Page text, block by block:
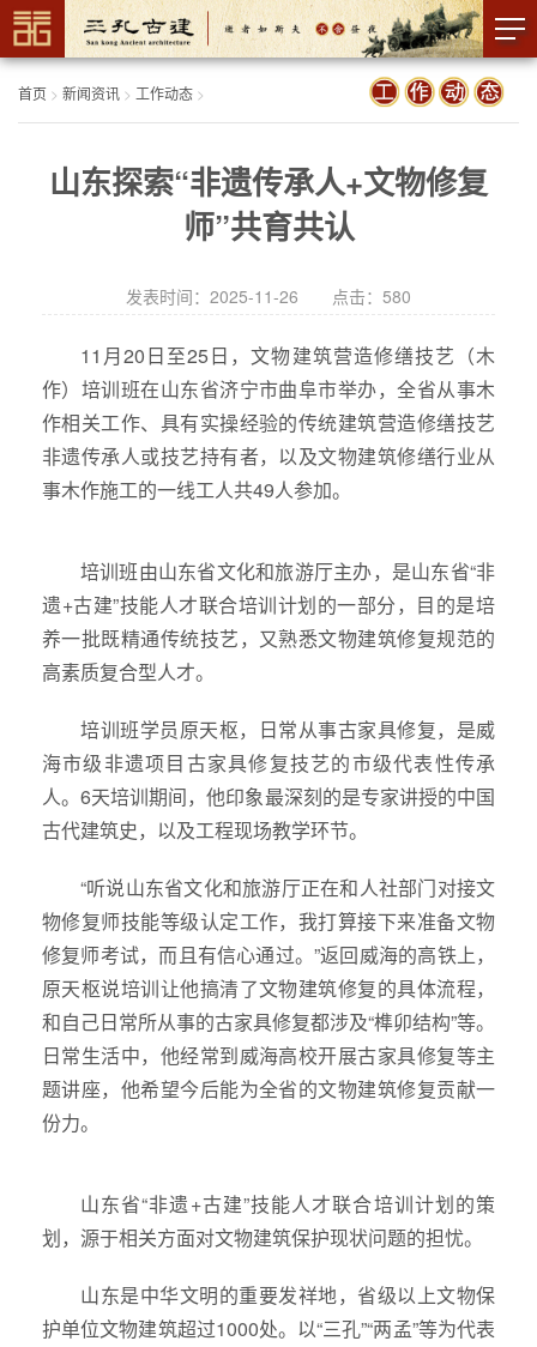
首页 > 新闻资讯 > 工作动态 >
山东探索“非遗传承人+文物修复
师”共育共认
发表时间：2025-11-26 点击： 580
11月20日至25日，文物建筑营造修缮技艺（木
作）培训班在山东省济宁市曲阜市举办，全省从事木
作相关工作、具有实操经验的传统建筑营造修缮技艺
非遗传承人或技艺持有者，以及文物建筑修缮行业从
事木作施工的一线工人共49人参加。
培训班由山东省文化和旅游厅主办，是山东省“非
遗+古建”技能人才联合培训计划的一部分，目的是培
养一批既精通传统技艺，又熟悉文物建筑修复规范的
高素质复合型人才。
培训班学员原天枢，日常从事古家具修复，是威
海市级非遗项目古家具修复技艺的市级代表性传承
人。6天培训期间，他印象最深刻的是专家讲授的中国
古代建筑史，以及工程现场教学环节。
“听说山东省文化和旅游厅正在和人社部门对接文
物修复师技能等级认定工作，我打算接下来准备文物
修复师考试，而且有信心通过。”返回威海的高铁上，
原天枢说培训让他搞清了文物建筑修复的具体流程，
和自己日常所从事的古家具修复都涉及“榫卯结构”等。
日常生活中，他经常到威海高校开展古家具修复等主
题讲座，他希望今后能为全省的文物建筑修复贡献一
份力。
山东省“非遗+古建”技能人才联合培训计划的策
划，源于相关方面对文物建筑保护现状问题的担忧。
山东是中华文明的重要发祥地，省级以上文物保
护单位文物建筑超过1000处。以“三孔”“两孟”等为代表